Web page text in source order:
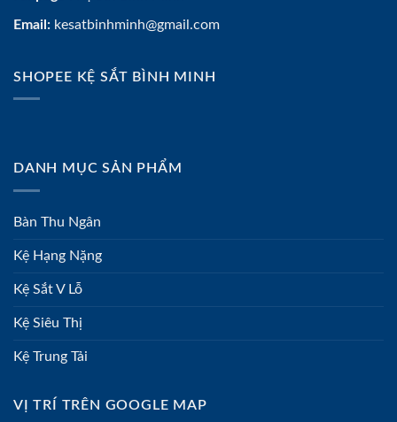
Email: kesatbinhminh@gmail.com
SHOPEE KỆ SẮT BÌNH MINH
DANH MỤC SẢN PHẨM
Bàn Thu Ngân
Kệ Hạng Nặng
Kệ Sắt V Lỗ
Kệ Siêu Thị
Kệ Trung Tải
VỊ TRÍ TRÊN GOOGLE MAP